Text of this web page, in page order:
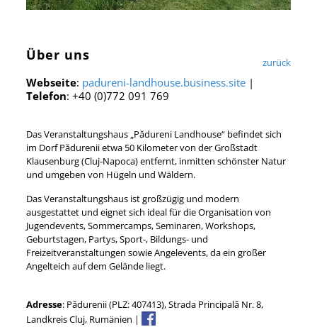
zurück
Über uns
Webseite: padureni-landhouse.business.site|
Telefon: +40 (0)772 091 769
Das Veranstaltungshaus „Pădureni Landhouse“ befindet sich
im Dorf Pădurenii etwa 50 Kilometer von der Großstadt
Klausenburg (Cluj-Napoca) entfernt, inmitten schönster Natur
und umgeben von Hügeln und Wäldern.
Das Veranstaltungshaus ist großzügig und modern
ausgestattet und eignet sich ideal für die Organisation von
Jugendevents, Sommercamps, Seminaren, Workshops,
Geburtstagen, Partys, Sport-, Bildungs- und
Freizeitveranstaltungen sowie Angelevents, da ein großer
Angelteich auf dem Gelände liegt.
Adresse: Pădurenii (PLZ: 407413), Strada Principală Nr. 8,
Landkreis Cluj, Rumänien |